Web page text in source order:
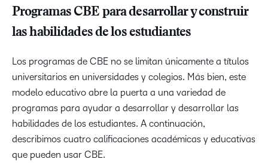
Programas CBE para desarrollar y construir
las habilidades de los estudiantes
Los programas de CBE no se limitan únicamente a títulos
universitarios en universidades y colegios. Más bien, este
modelo educativo abre la puerta a una variedad de
programas para ayudar a desarrollar y desarrollar las
habilidades de los estudiantes. A continuación,
describimos cuatro calificaciones académicas y educativas
que pueden usar CBE.